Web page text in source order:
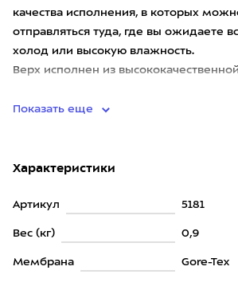
качества исполнения, в которых
отправляться туда, где вы ожидаете
холод или высокую влажность.
Верх исполнен из
Показать еще
Характеристики
Артикул 5181
Вес (кг) 0,9
Мембрана Gore-Tex